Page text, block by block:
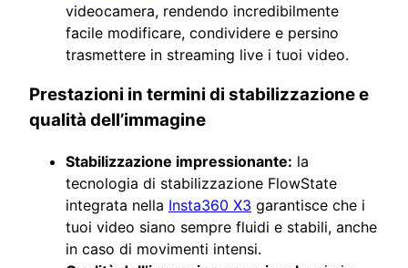
videocamera, rendendo incredibilmente
facile modificare, condividere e persino
trasmettere in streaming live i tuoi video.
Prestazioni in termini di stabilizzazione e
qualità dell’immagine
Stabilizzazione impressionante: la
tecnologia di stabilizzazione FlowState
integrata nella Insta360 X3 garantisce che i
tuoi video siano sempre fluidi e stabili, anche
in caso di movimenti intensi.